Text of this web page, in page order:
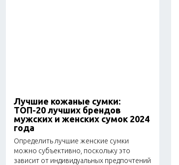
Лучшие кожаные сумки:
ТОП-20 лучших брендов
мужских и женских сумок 2024
года
Определить лучшие женские сумки
можно субъективно, поскольку это
зависит от индивидуальных предпочтений